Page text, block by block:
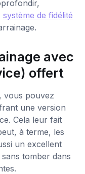
système de fidélité
avec
offert
vous pouvez
une version
Cela leur fait
à terme, les
un excellent
tomber dans